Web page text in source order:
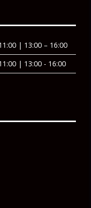
| 13:00 – 16:00
| 13:00 - 16:00